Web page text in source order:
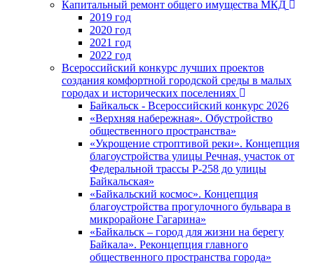
Капитальный ремонт общего имущества МКД
2019 год
2020 год
2021 год
2022 год
Всероссийский конкурс лучших проектов
создания комфортной городской среды в малых
городах и исторических поселениях
Байкальск - Всероссийский конкурс 2026
«Верхняя набережная». Обустройство
общественного пространства»
«Укрощение строптивой реки». Концепция
благоустройства улицы Речная, участок от
Федеральной трассы Р-258 до улицы
Байкальская»
«Байкальский космос». Концепция
благоустройства прогулочного бульвара в
микрорайоне Гагарина»
«Байкальск – город для жизни на берегу
Байкала». Реконцепция главного
общественного пространства города»